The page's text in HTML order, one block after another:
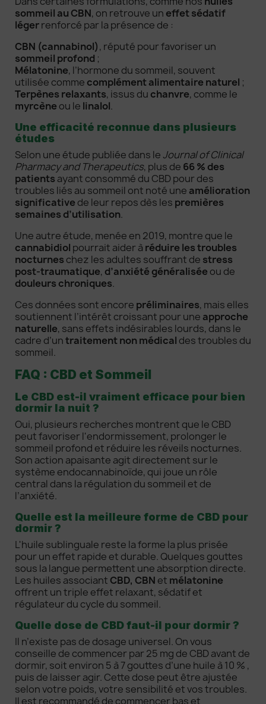
sommeil au CBN, on retrouve un effet sédatif
légerrenforcé par la présence de :
CBN (cannabinol), réputé pour favoriser un
sommeil profond ;
Mélatonine, l’hormone du sommeil, souvent
utilisée comme complément alimentaire naturel ;
Terpènes relaxants, issus du chanvre, comme le
myrcène ou le linalol.
Une efficacité reconnue dans plusieurs
études
Selon une étude publiée dans le Journal of Clinical
Pharmacy and Therapeutics, plus de 66 % des
patients ayant consommé du CBD pour des
troubles liés au sommeil ont noté une amélioration
significative de leur repos dès les premières
semaines d’utilisation.
Une autre étude, menée en 2019, montre que le
cannabidiol pourrait aider à réduire les troubles
nocturnes chez les adultes souffrant de stress
post-traumatique, d’anxiété généralisée ou de
douleurs chroniques.
Ces données sont encore préliminaires, mais elles
soutiennent l’intérêt croissant pour une approche
naturelle, sans effets indésirables lourds, dans le
cadre d’untraitement non médical des troubles du
sommeil.
FAQ : CBD et Sommeil
Le CBD est-il vraiment efficace pour bien
dormir la nuit ?
Oui, plusieurs recherches montrent que le CBD
peut favoriser l'endormissement, prolonger le
sommeil profond et réduire les réveils nocturnes.
Son action apaisante agit directement sur le
système endocannabinoïde, qui joue un rôle
central dans la régulation du sommeil et de
l’anxiété.
Quelle est la meilleure forme de CBD pour
dormir ?
L'huile sublinguale reste la forme la plus prisée
pour un effet rapide et durable. Quelques gouttes
sous la langue permettent une absorption directe.
Les huiles associant CBD, CBN et mélatonine
offrent un triple effet relaxant, sédatif et
régulateur du cycle du sommeil.
Quelle dose de CBD faut-il pour dormir ?
Il n’existe pas de dosage universel. On vous
conseille de commencer par 25 mg de CBD avant de
dormir, soit environ 5 à 7 gouttes d’une huile à 10 % ,
puis de laisser agir. Cette dose peut être ajustée
selon votre poids, votre sensibilité et vos troubles.
Il est recommandé de commencer bas et